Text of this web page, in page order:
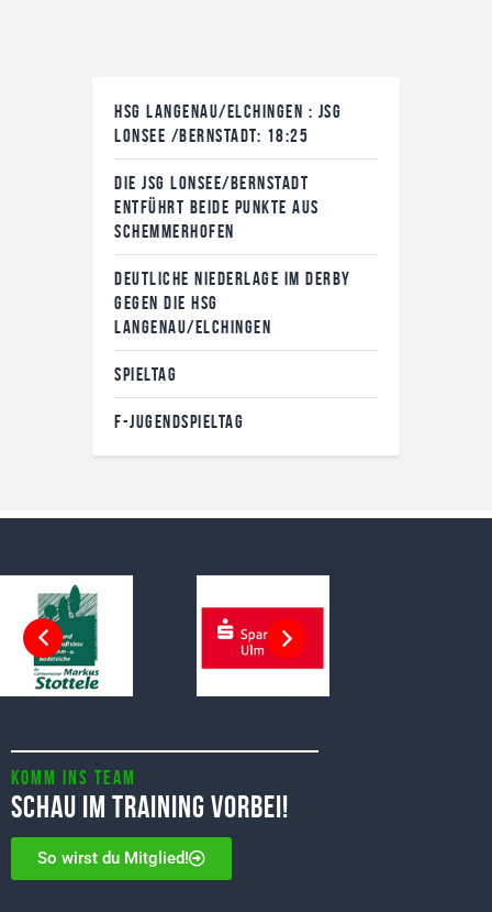
HSG LANGENAU/ELCHINGEN : JSG
LONSEE /BERNSTADT: 18:25
DIE JSG LONSEE/BERNSTADT
ENTFÜHRT BEIDE PUNKTE AUS
SCHEMMERHOFEN
DEUTLICHE NIEDERLAGE IM DERBY
GEGEN DIE HSG
LANGENAU/ELCHINGEN
SPIELTAG
F-JUGENDSPIELTAG
Komm ins Team
Schau im Training vorbei!
So wirst du Mitglied!